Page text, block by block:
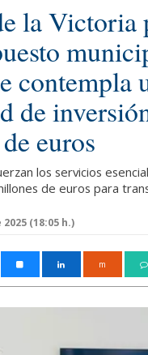
la Victoria
contempla
de
euros
los servicios
de euros para
(18:05 h.)
m